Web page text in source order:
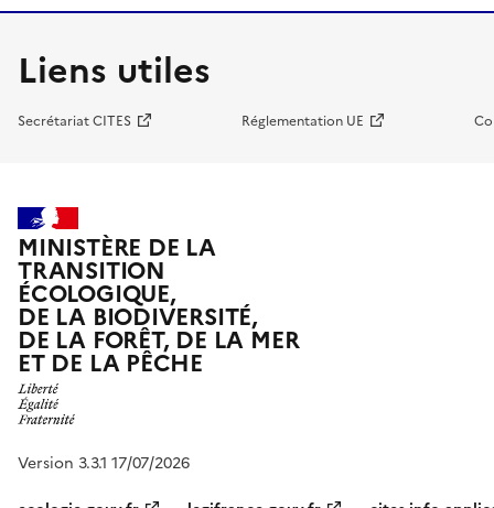
Liens utiles
Secrétariat CITES Réglementation UE
MINISTÈRE DE LA
TRANSITION
ÉCOLOGIQUE,
DE LA BIODIVERSITÉ,
DE LA FORÊT, DE LA MER
ET DE LA PÊCHE
Version 3.3.1 17/07/2026